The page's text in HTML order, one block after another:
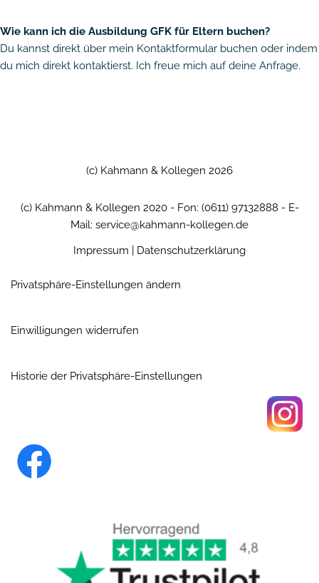
Wie kann ich die Ausbildung GFK für Eltern buchen?
Du kannst direkt über mein Kontaktformular buchen oder indem
du mich direkt kontaktierst. Ich freue mich auf deine Anfrage.
(c) Kahmann & Kollegen 2026
(c) Kahmann & Kollegen 2020 - Fon: (0611) 97132888 - E-
Mail: service@kahmann-kollegen.de
Impressum
Datenschutzerklärung
Privatsphäre-Einstellungen ändern
Einwilligungen widerrufen
Historie der Privatsphäre-Einstellungen